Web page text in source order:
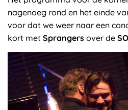
nagenoeg rond en het einde
voor dat we weer naar een
kort met Sprangers over de